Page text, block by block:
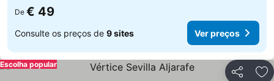
De € 49
Consulte os preços de 9 sites Ver preços
Partilhar
Escolha popular